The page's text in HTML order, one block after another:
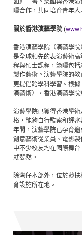
疇合作，共同培育青年人
關於香港演藝學院(
香港演藝學院（演藝學
是全球領先的表演藝術
程與碩士課程，範疇包
製作藝術。演藝學院的
更提倡跨學科學習。根
演藝術），香港演藝學
演藝學院已獲得香港學
格，能夠自行監察和評
年間，演藝學院已孕育
創意藝術從業員、電影
中不少校友均在國際舞
就斐然。
除灣仔本部外，位於薄
育設施所在地。